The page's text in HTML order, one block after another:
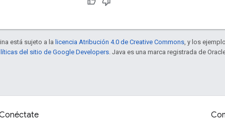
está sujeto a la licencia Atribución 4.0 de Creative Commons , y los
del sitio de Google Developers . Java es una marca registrada de